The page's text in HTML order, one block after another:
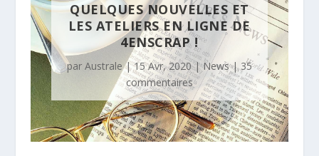
QUELQUES NOUVELLES ET
LES ATELIERS EN LIGNE DE
4ENSCRAP !
par Australe|15 Avr, 2020|News| 35
commentaires